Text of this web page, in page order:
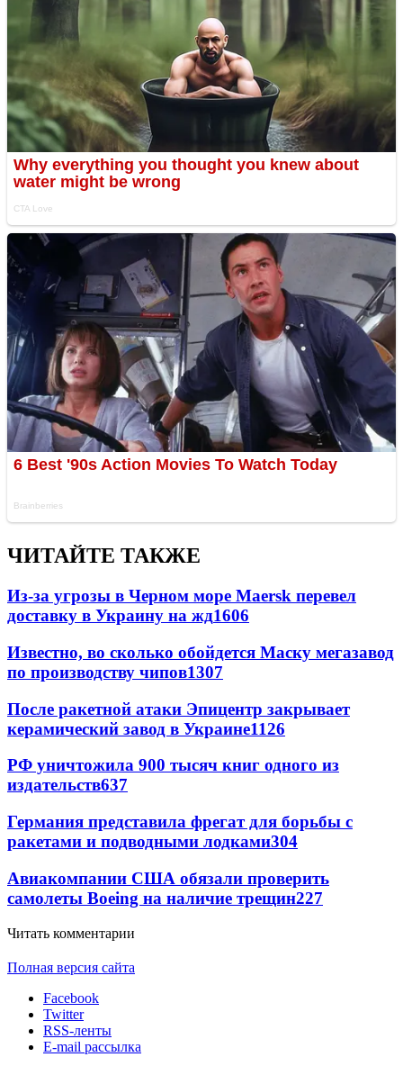
ЧИТАЙТЕ ТАКЖЕ
Из-за угрозы в Черном море Maersk перевел
доставку в Украину на жд1606
Известно, во сколько обойдется Маску мегазавод
по производству чипов1307
После ракетной атаки Эпицентр закрывает
керамический завод в Украине1126
РФ уничтожила 900 тысяч книг одного из
издательств637
Германия представила фрегат для борьбы с
ракетами и подводными лодками304
Авиакомпании США обязали проверить
самолеты Boeing на наличие трещин227
Читать комментарии
Полная версия сайта
Facebook
Twitter
RSS-ленты
E-mail рассылка